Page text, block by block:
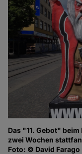
Das "11. Gebot"
zwei Wochen
Foto: © David Farago